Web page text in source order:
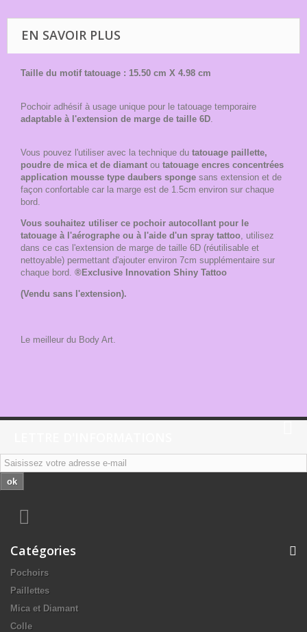
EN SAVOIR PLUS
Taille du motif tatouage : 15.50 cm X 4.98 cm
Pochoir adhésif à usage unique pour le tatouage temporaire
adaptable à l'extension de marge de taille 6D.
Vous pouvez l'utiliser avec la technique du tatouage paillette,
poudre de mica et de diamant ou tatouage encres concentrées
application mousse type daubers sponge sans extension et de
façon confortable car la marge est de 1.5cm environ sur chaque
bord.
Vous souhaitez utiliser ce pochoir autocollant pour le
tatouage à l'aérographe ou à l'aide d'un spray tattoo, utilisez
dans ce cas l'extension de marge de taille 6D (réutilisable et
nettoyable) permettant d'ajouter environ 7cm supplémentaire sur
chaque bord. ®Exclusive Innovation Shiny Tattoo
(Vendu sans l'extension).
Le meilleur du Body Art.
ok
Catégories
Pochoirs
Paillettes
Mica et Diamant
Colle